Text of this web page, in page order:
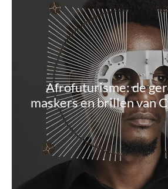
Afrofuturisme: de
maskers en brillen van